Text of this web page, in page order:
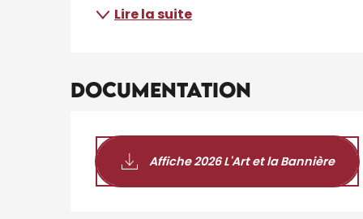
Lire la suite
Documentation
Affiche 2026 L'Art et la Bannière